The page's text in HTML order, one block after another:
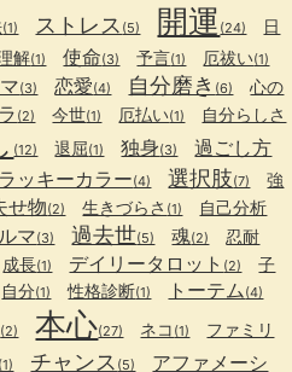
(1) ストレス (5) 開運 (24)
日
解(1) 使命(3) 予言(1) 厄祓い(1)
(3) 恋愛(4) 自分磨き (6)
心の
(2) 今世(1) 厄払い(1) 自分らしさ
(12) 退屈(1) 独身(3) 過ごし方
ラッキーカラー(4) 選択肢(7)
強
せ物(2) 生きづらさ (1) 自己分析
マ(3) 過去世(5) 魂(2) 忍耐
成長(1) デイリータロット (2)
子
自分(1) 性格診断(1) トーテム (4)
(2) 本心(27) ネコ (1)
ファミリ
(1) チャンス (5)
アファメーシ